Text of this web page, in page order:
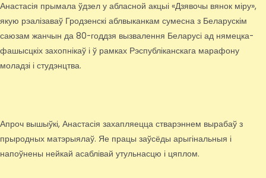
Анастасія прымала ўдзел у абласной акцыі «Дзявочы вянок міру»,
якую рэалізаваў Гродзенскі аблвыканкам сумесна з Беларускім
саюзам жанчын да 80-годдзя вызвалення Беларусі ад нямецка-
фашысцкіх захопнікаў і ў рамках Рэспубліканскага марафону
моладзі і студэнцтва.
Апроч вышыўкі, Анастасія захапляецца стварэннем вырабаў з
прыродных матэрыялаў. Яе працы заўсёды арыгінальныя і
напоўнены нейкай асаблівай утульнасцю і цяплом.